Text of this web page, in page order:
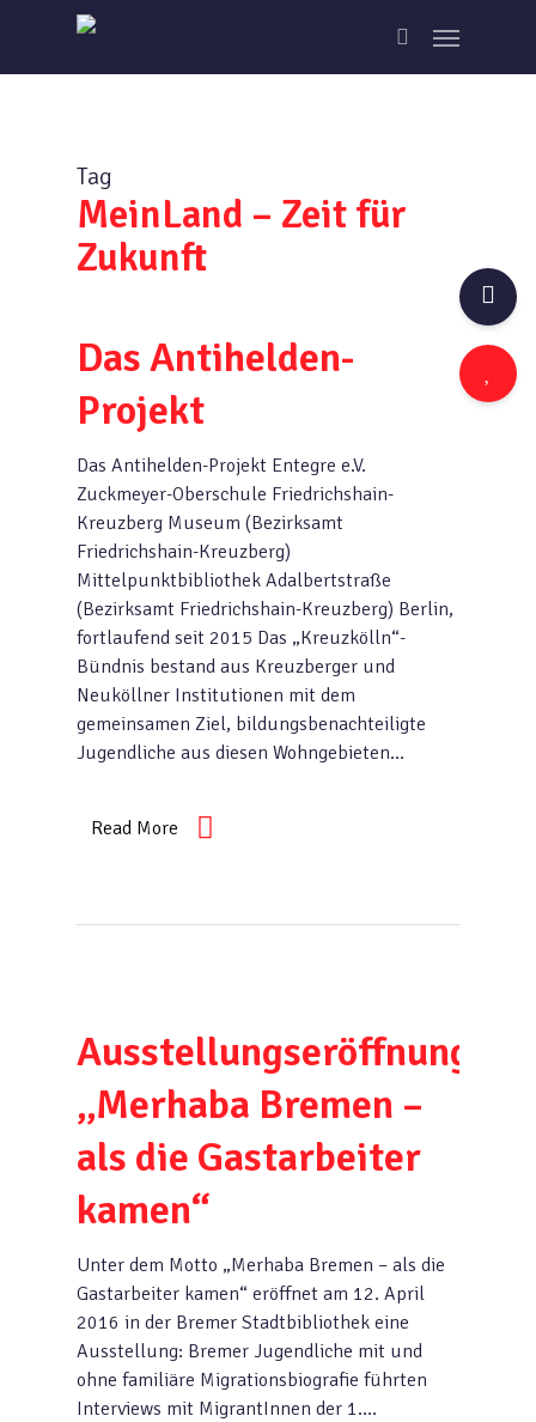
main
search
Menu
Tag
MeinLand – Zeit für
Zukunft
Das Antihelden-
Projekt
Das Antihelden-Projekt Entegre e.V.
Zuckmeyer-Oberschule Friedrichshain-
Kreuzberg Museum (Bezirksamt
Friedrichshain-Kreuzberg)
Mittelpunktbibliothek Adalbertstraße
(Bezirksamt Friedrichshain-Kreuzberg) Berlin,
fortlaufend seit 2015 Das „Kreuzkölln“-
Bündnis bestand aus Kreuzberger und
Neuköllner Institutionen mit dem
gemeinsamen Ziel, bildungsbenachteiligte
Jugendliche aus diesen Wohngebieten…
Read More
Ausstellungseröffnung
„Merhaba Bremen –
als die Gastarbeiter
kamen“
Unter dem Motto „Merhaba Bremen – als die
Gastarbeiter kamen“ eröffnet am 12. April
2016 in der Bremer Stadtbibliothek eine
Ausstellung: Bremer Jugendliche mit und
ohne familiäre Migrationsbiografie führten
Interviews mit MigrantInnen der 1….